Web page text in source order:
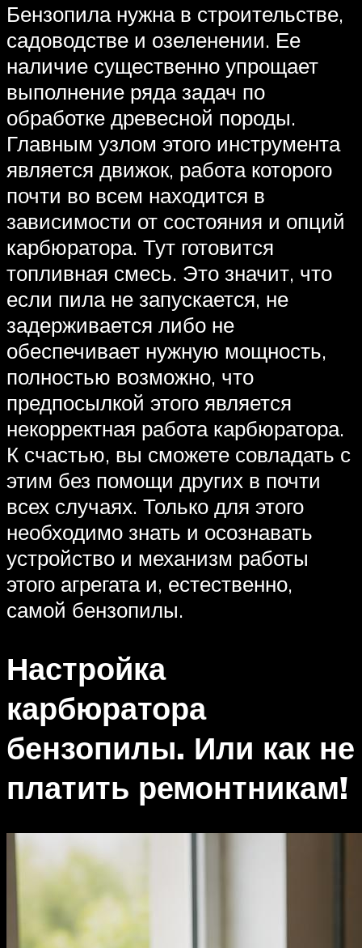
Бензопила нужна в строительстве,
садоводстве и озеленении. Ее
наличие существенно упрощает
выполнение ряда задач по
обработке древесной породы.
Главным узлом этого инструмента
является движок, работа которого
почти во всем находится в
зависимости от состояния и опций
карбюратора. Тут готовится
топливная смесь. Это значит, что
если пила не запускается, не
задерживается либо не
обеспечивает нужную мощность,
полностью возможно, что
предпосылкой этого является
некорректная работа карбюратора.
К счастью, вы сможете совладать с
этим без помощи других в почти
всех случаях. Только для этого
необходимо знать и осознавать
устройство и механизм работы
этого агрегата и, естественно,
самой бензопилы.
Настройка
карбюратора
бензопилы. Или как не
платить ремонтникам!